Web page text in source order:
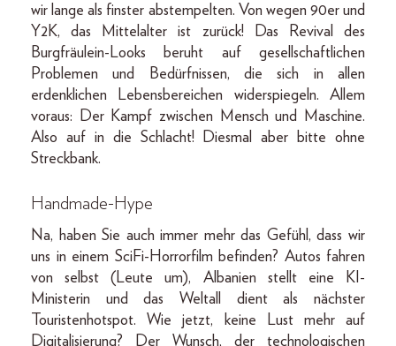
wir lange als finster abstempelten. Von wegen 90er und
Y2K, das Mittelalter ist zurück! Das Revival des
Burgfräulein-Looks beruht auf gesellschaftlichen
Problemen und Bedürfnissen, die sich in allen
erdenklichen Lebensbereichen widerspiegeln. Allem
voraus: Der Kampf zwischen Mensch und Maschine.
Also auf in die Schlacht! Diesmal aber bitte ohne
Streckbank.
Handmade-Hype
Na, haben Sie auch immer mehr das Gefühl, dass wir
uns in einem SciFi-Horrorfilm befinden? Autos fahren
von selbst (Leute um), Albanien stellt eine KI-
Ministerin und das Weltall dient als nächster
Touristenhotspot. Wie jetzt, keine Lust mehr auf
Digitalisierung? Der Wunsch, der technologischen